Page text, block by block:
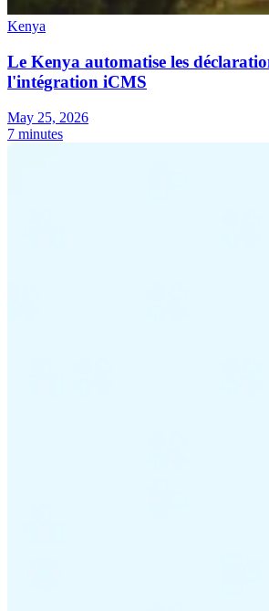
Kenya
Le Kenya automatise les
l'intégration iCMS
May 25, 2026
7 minutes